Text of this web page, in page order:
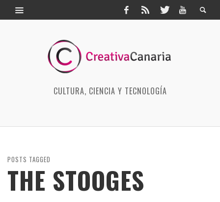
CULTURA, CIENCIA Y TECNOLOGÍA
POSTS TAGGED
THE STOOGES